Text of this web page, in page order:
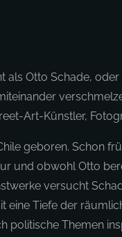
als Otto Schade,
Art-Künstler,
geboren. Schon
und obwohl Otto
versucht
eine Tiefe der
politische Themen